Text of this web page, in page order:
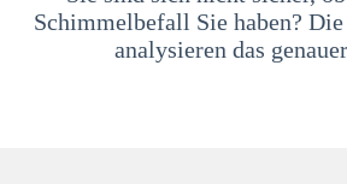
Schimmelbefall Sie haben?
analysieren das